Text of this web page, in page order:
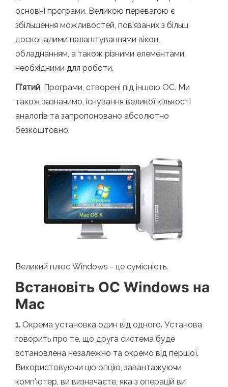
основні програми. Великою перевагою є
збільшення можливостей, пов'язаних з більш
досконалими налаштуваннями вікон,
обладнанням, а також різними елементами,
необхідними для роботи.
П'ятий, Програми, створені під іншою ОС. Ми
також зазначимо, існування великої кількості
аналогів та запропоновано абсолютно
безкоштовно.
Великий плюс Windows - це сумісність.
Встановіть ОС Windows на
Mac
1. Окрема установка один від одного. Установа
говорить про те, що друга система буде
встановлена ​​незалежно та окремо від першої.
Використовуючи цю опцію, завантажуючи
комп'ютер, ви визначаєте, яка з операцій ви